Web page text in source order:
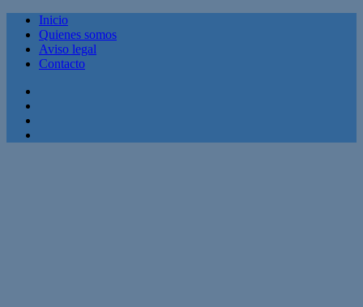
Inicio
Quienes somos
Aviso legal
Contacto